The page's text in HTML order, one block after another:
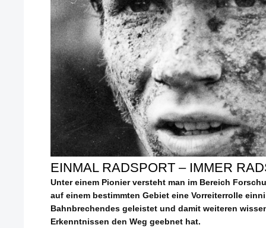
EINMAL RADSPORT – IMMER
Unter einem Pionier versteht man im Bereich
auf einem bestimmten Gebiet eine Vorreiterrolle
Bahnbrechendes geleistet und damit weiteren
Erkenntnissen den Weg geebnet hat.